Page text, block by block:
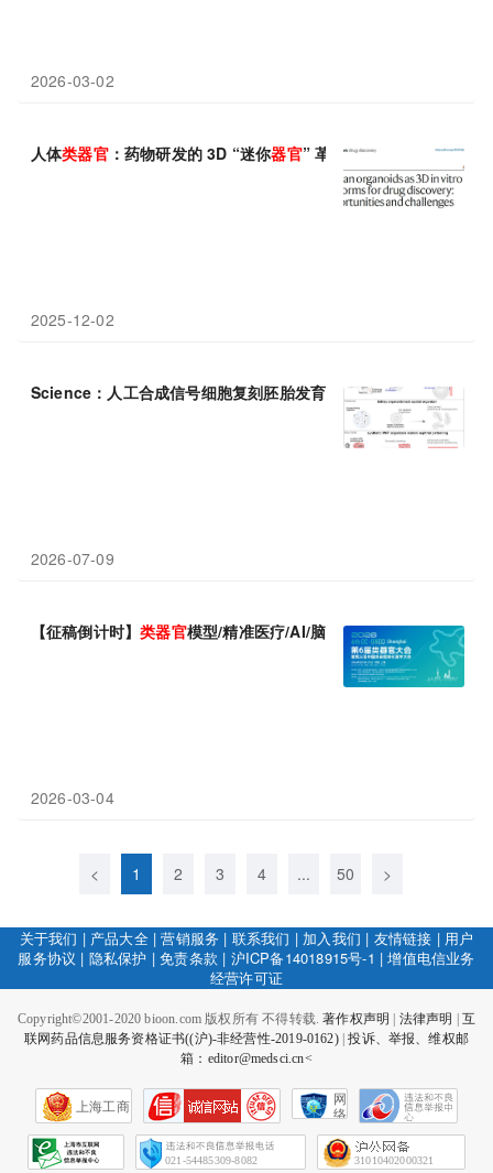
2026-03-02
人体类器官：药物研发的 3D “迷你器官” 革命
2025-12-02
Science：人工合成信号细胞复刻胚胎发育，高保真肾 器官或将
2026-07-09
【征稿倒计时】类器官模型/精准医疗/AI/脑科学/仿生等前沿热点
2026-03-04
< 1 2 3 4 ... 50 >
关于我们 | 产品大全|营销服务 | 联系我们 | 加入我们 | 友情链接 | 用户
服务协议 | 隐私保护 |免责条款 | 沪ICP备14018915号-1 |增值电信业务
经营许可证
Copyright©2001-2020 bioon.com 版权所有 不得转载.著作权声明 法律声明
互
联网药品信息服务资格证书((沪)-非经营性-2019-0162)|投诉、举报、维权邮
箱：editor@medsci.cn<
上海工商
网
络
会
征
021-54485309-8082 31010402000321